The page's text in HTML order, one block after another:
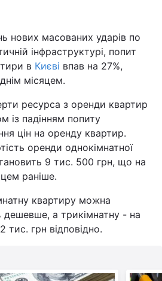
нових масованих ударів по
інфраструктурі, попит
в Києві впав на 27%,
місяцем.
ресурса з оренди квартир
із падінням попиту
цін на оренду квартир.
оренди однокімнатної
9 тис. 500 грн, що на
раніше.
квартиру можна
дешевше, а трикімнатну - на
тис. грн відповідно.